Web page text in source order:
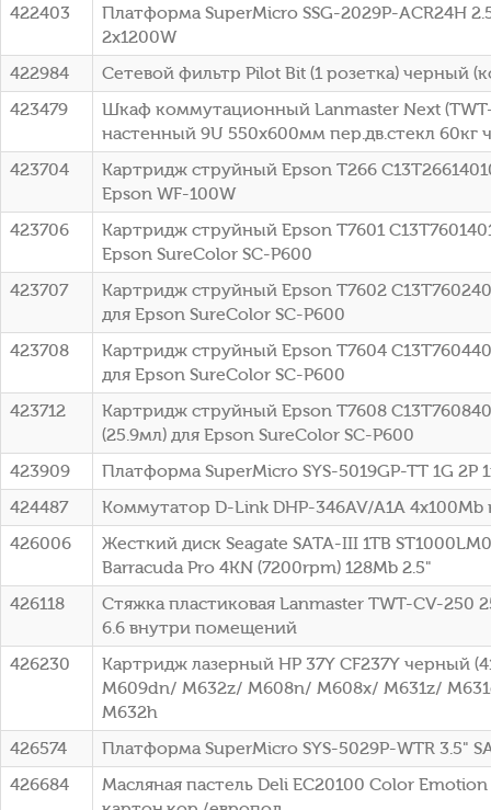
422403
Платформа SuperMicro SSG-2029P-ACR24H
2x1200W
422984
Сетевой фильтр Pilot Bit (1 розетка) черный
423479
Шкаф коммутационный Lanmaster Next
настенный 9U 550x600мм пер.дв.стекл 60кг
423704
Картридж струйный Epson T266
Epson WF-100W
423706
Картридж струйный Epson T7601
Epson SureColor SC-P600
423707
Картридж струйный Epson T7602
для Epson SureColor SC-P600
423708
Картридж струйный Epson T7604
для Epson SureColor SC-P600
423712
Картридж струйный Epson T7608
(25.9мл) для Epson SureColor SC-P600
423909
Платформа SuperMicro SYS-5019GP-TT 1G 2P
424487
Коммутатор D-Link DHP-346AV/A1A
426006
Жесткий диск Seagate SATA-III 1TB
Barracuda Pro 4KN (7200rpm) 128Mb 2.5"
426118
Стяжка пластиковая Lanmaster TWT-CV-250
6.6 внутри помещений
426230
Картридж лазерный HP 37Y CF237Y черный
M609dn/ M632z/ M608n/ M608x/ M631z/
M632h
426574
Платформа SuperMicro SYS-5029P-WTR 3.5"
426684
Масляная пастель Deli EC20100 Color